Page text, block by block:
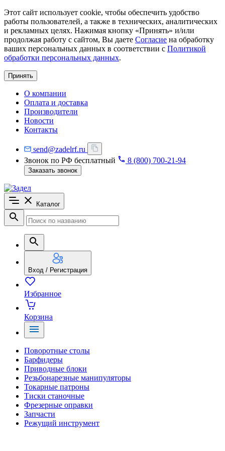
Этот сайт использует cookie, чтобы обеспечить удобство
работы пользователей, а также в технических, аналитических
и рекламных целях. Нажимая кнопку «Принять» и/или
продолжая работу с сайтом, Вы даете Согласие на обработку
ваших персональных данных в соответствии с Политикой
обработки персональных данных.
Принять
О компании
Оплата и доставка
Производители
Новости
Контакты
send@zadelrf.ru
Звонок по РФ бесплатный
8 (800) 700-21-94
Заказать звонок
Каталог
Вход / Регистрация
Избранное
Корзина
Поворотные столы
Барфидеры
Приводные блоки
Резьбонарезные манипуляторы
Токарные патроны
Тиски станочные
Фрезерные оправки
Запчасти
Режущий инструмент